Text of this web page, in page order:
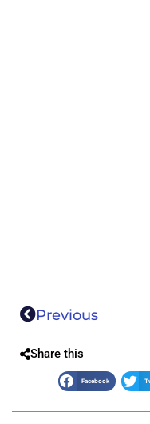
Previous
Share this
Facebook